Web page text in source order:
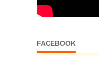
FACEBOOK